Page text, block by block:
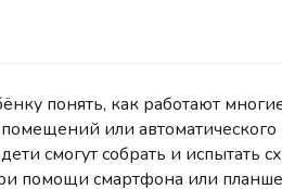
понять, как работают
или
смогут собрать и
помощи смартфона или